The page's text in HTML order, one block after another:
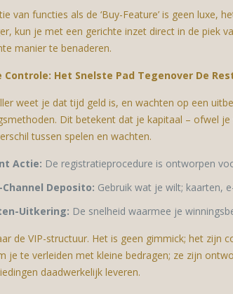
van functies als de ‘Buy-Feature’ is geen
kun je met een gerichte inzet direct in de piek
manier te benaderen.
Controle: Het Snelste Pad Tegenover De
weet je dat tijd geld is, en wachten op een
Dit betekent dat je kapitaal – ofwel
tussen spelen en wachten.
Actie: De registratieprocedure is ontworpen
Deposito: Gebruik wat je wilt; kaarten,
Uitkering: De snelheid waarmee je
de VIP-structuur. Het is geen gimmick; het zijn
je te verleiden met kleine bedragen; ze zijn
daadwerkelijk leveren.